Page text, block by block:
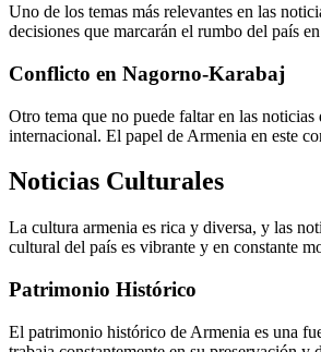
Uno de los temas más relevantes en las
decisiones que marcarán el rumbo del país
Conflicto en Nagorno-Karabaj
Otro tema que no puede faltar en las
internacional. El papel de Armenia en este
Noticias Culturales
La cultura armenia es rica y diversa, y las
cultural del país es vibrante y en constante
Patrimonio Histórico
El patrimonio histórico de Armenia es una